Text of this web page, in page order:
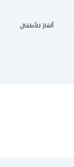
ألغاز للأطفال